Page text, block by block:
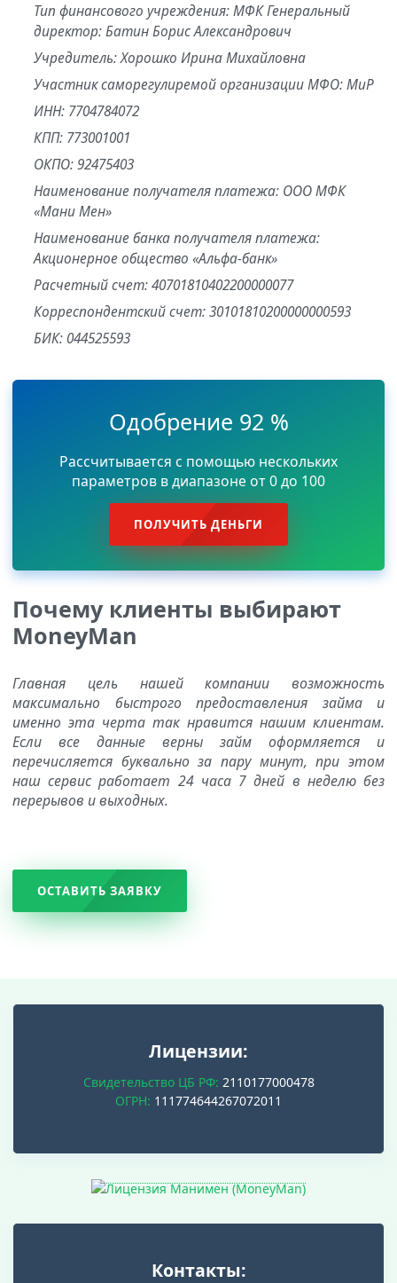
Тип финансового учреждения: МФК Генеральный
директор: Батин Борис Александрович
Учредитель: Хорошко Ирина Михайловна
Участник саморегулиремой организации МФО: МиР
ИНН: 7704784072
КПП: 773001001
ОКПО: 92475403
Наименование получателя платежа: ООО МФК
«Мани Мен»
Наименование банка получателя платежа:
Акционерное общество «Альфа-банк»
Расчетный счет: 40701810402200000077
Корреспондентский счет: 30101810200000000593
БИК: 044525593
Одобрение 92 %
Рассчитывается с помощью нескольких
параметров в диапазоне от 0 до 100
ПОЛУЧИТЬ ДЕНЬГИ
Почему клиенты выбирают
MoneyMan
Главная цель нашей компании возможность
максимально быстрого предоставления займа и
именно эта черта так нравится нашим клиентам.
Если все данные верны займ оформляется и
перечисляется буквально за пару минут, при этом
наш сервис работает 24 часа 7 дней в неделю без
перерывов и выходных.
ОСТАВИТЬ ЗАЯВКУ
Лицензии:
Свидетельство ЦБ РФ: 2110177000478
ОГРН: 111774644267072011
Контакты: